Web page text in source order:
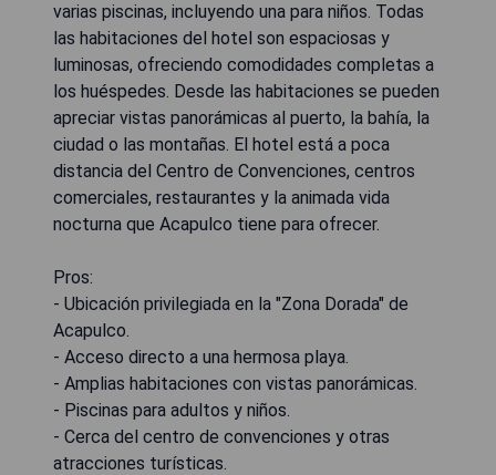
varias piscinas, incluyendo una para niños. Todas
las habitaciones del hotel son espaciosas y
luminosas, ofreciendo comodidades completas a
los huéspedes. Desde las habitaciones se pueden
apreciar vistas panorámicas al puerto, la bahía, la
ciudad o las montañas. El hotel está a poca
distancia del Centro de Convenciones, centros
comerciales, restaurantes y la animada vida
nocturna que Acapulco tiene para ofrecer.
Pros:
- Ubicación privilegiada en la "Zona Dorada" de
Acapulco.
- Acceso directo a una hermosa playa.
- Amplias habitaciones con vistas panorámicas.
- Piscinas para adultos y niños.
- Cerca del centro de convenciones y otras
atracciones turísticas.